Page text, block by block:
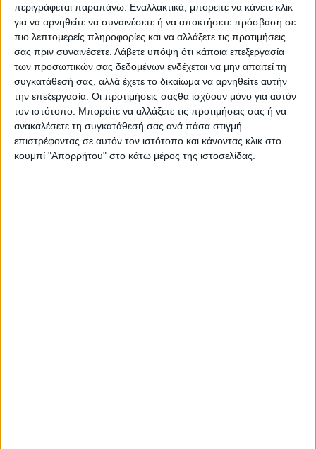
περιγράφεται παραπάνω. Εναλλακτικά, μπορείτε να κάνετε κλικ
για να αρνηθείτε να συναινέσετε ή να αποκτήσετε πρόσβαση σε
πιο λεπτομερείς πληροφορίες και να αλλάξετε τις προτιμήσεις
σας πριν συναινέσετε. Λάβετε υπόψη ότι κάποια επεξεργασία
των προσωπικών σας δεδομένων ενδέχεται να μην απαιτεί τη
συγκατάθεσή σας, αλλά έχετε το δικαίωμα να αρνηθείτε αυτήν
την επεξεργασία. Οι προτιμήσεις σαςθα ισχύουν μόνο για αυτόν
τον ιστότοπο. Μπορείτε να αλλάξετε τις προτιμήσεις σας ή να
ανακαλέσετε τη συγκατάθεσή σας ανά πάσα στιγμή
επιστρέφοντας σε αυτόν τον ιστότοπο και κάνοντας κλικ στο
κουμπί "Απορρήτου" στο κάτω μέρος της ιστοσελίδας.
Auto Stop για Τύλισο Μονή, Γωνιές,
Σείσαρχα, Ανώγεια